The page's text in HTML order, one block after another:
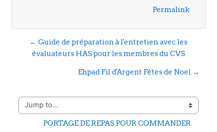
Permalink
← Guide de préparation à l'entretien avec les
évaluateurs HAS pour les membres du CVS
Ehpad Fil d'Argent Fêtes de Noel →
Jump to...
PORTAGE DE REPAS POUR COMMANDER